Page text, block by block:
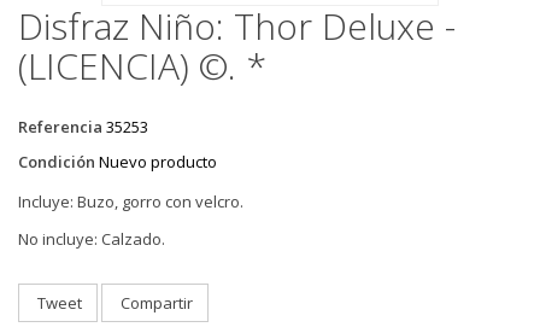
Disfraz Niño: Thor Deluxe -
(LICENCIA) ©. *
Referencia 35253
Condición Nuevo producto
Incluye: Buzo, gorro con velcro.
No incluye: Calzado.
Tweet Compartir